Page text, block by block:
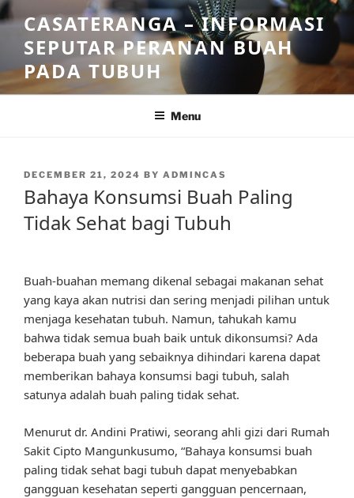
Skip
to
content
CASATERANGA – INFORMASI
SEPUTAR PERANAN BUAH
PADA TUBUH
Menu
POSTED
DECEMBER 21, 2024 BY ADMINCAS
Bahaya Konsumsi Buah Paling
Tidak Sehat bagi Tubuh
Buah-buahan memang dikenal sebagai makanan sehat
yang kaya akan nutrisi dan sering menjadi pilihan untuk
menjaga kesehatan tubuh. Namun, tahukah kamu
bahwa tidak semua buah baik untuk dikonsumsi? Ada
beberapa buah yang sebaiknya dihindari karena dapat
memberikan bahaya konsumsi bagi tubuh, salah
satunya adalah buah paling tidak sehat.
Menurut dr. Andini Pratiwi, seorang ahli gizi dari Rumah
Sakit Cipto Mangunkusumo, “Bahaya konsumsi buah
paling tidak sehat bagi tubuh dapat menyebabkan
gangguan kesehatan seperti gangguan pencernaan,